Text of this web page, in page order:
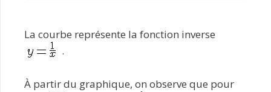
La courbe représente la fonction inverse
.
À partir du graphique, on observe que pour